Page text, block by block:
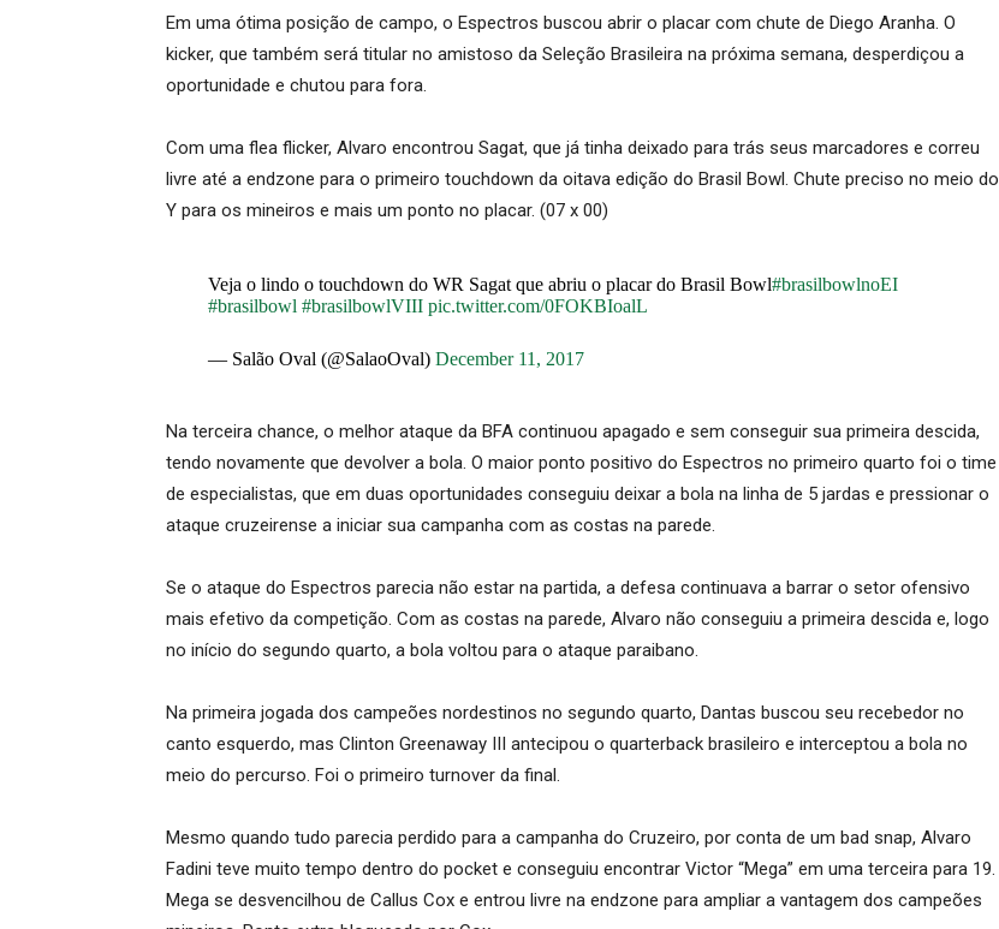
Em uma ótima posição de campo, o Espectros buscou abrir o placar com chute de Diego Aranha. O
kicker, que também será titular no amistoso da Seleção Brasileira na próxima semana, desperdiçou a
oportunidade e chutou para fora.
Com uma flea flicker, Alvaro encontrou Sagat, que já tinha deixado para trás seus marcadores e correu
livre até a endzone para o primeiro touchdown da oitava edição do Brasil Bowl. Chute preciso no meio do
Y para os mineiros e mais um ponto no placar. (07 x 00)
Veja o lindo o touchdown do WR Sagat que abriu o placar do Brasil Bowl#brasilbowlnoEI
#brasilbowl #brasilbowlVIII pic.twitter.com/0FOKBIoalL
— Salão Oval (@SalaoOval) December 11, 2017
Na terceira chance, o melhor ataque da BFA continuou apagado e sem conseguir sua primeira descida,
tendo novamente que devolver a bola. O maior ponto positivo do Espectros no primeiro quarto foi o time
de especialistas, que em duas oportunidades conseguiu deixar a bola na linha de 5 jardas e pressionar o
ataque cruzeirense a iniciar sua campanha com as costas na parede.
Se o ataque do Espectros parecia não estar na partida, a defesa continuava a barrar o setor ofensivo
mais efetivo da competição. Com as costas na parede, Alvaro não conseguiu a primeira descida e, logo
no início do segundo quarto, a bola voltou para o ataque paraibano.
Na primeira jogada dos campeões nordestinos no segundo quarto, Dantas buscou seu recebedor no
canto esquerdo, mas Clinton Greenaway III antecipou o quarterback brasileiro e interceptou a bola no
meio do percurso. Foi o primeiro turnover da final.
Mesmo quando tudo parecia perdido para a campanha do Cruzeiro, por conta de um bad snap, Alvaro
Fadini teve muito tempo dentro do pocket e conseguiu encontrar Victor “Mega” em uma terceira para 19.
Mega se desvencilhou de Callus Cox e entrou livre na endzone para ampliar a vantagem dos campeões